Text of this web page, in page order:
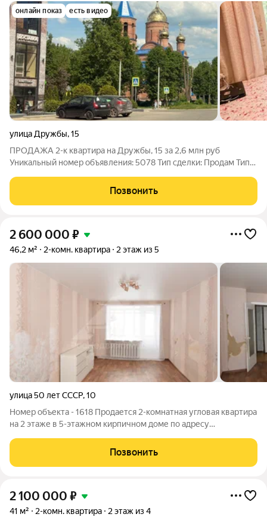
онлайн показ есть видео
улица Дружбы,15
ПРОДАЖА 2-к квартира на Дружбы, 15 за 2,6 млн руб
Уникальный номер объявления: 5078 Тип сделки: Продам Тип
Цена: 2.6 млн. руб. Продажа Описание: Комнаты 17,4/10,6
Кухня 5,8
Позвонить
2 600 000 ₽
46,2 м² 2-комн. квартира 2 этаж из 5
улица 50 лет СССР,10
Номер объекта - 1618 Продается 2-комнатная угловая квартира
на 2 этаже в 5-этажном кирпичном доме по адресу
Характеристики квартиры: Общая площадь: 46.20 м2 ПлощадьПозвонить
2 100 000 ₽
41 м² 2-комн. квартира 2 этаж из 4